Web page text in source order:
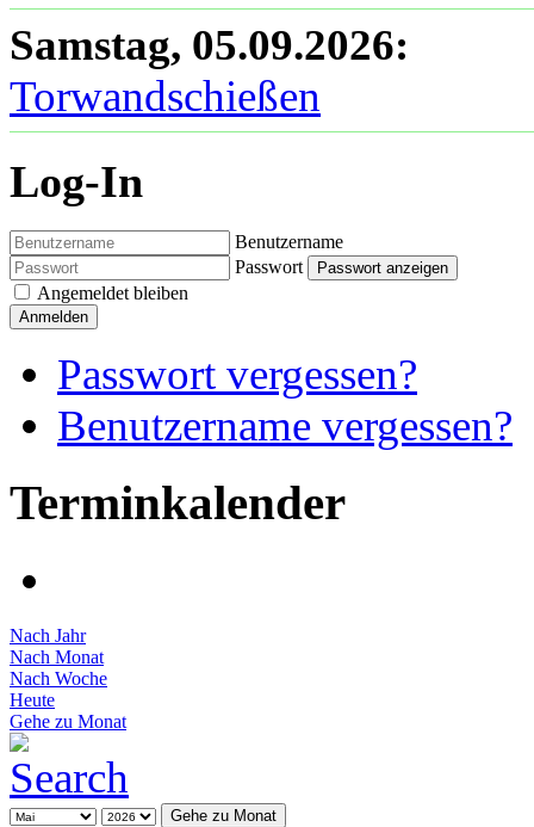
Samstag, 05.09.2026:
Torwandschießen
Log-In
Benutzername
Passwort
Passwort anzeigen
Angemeldet bleiben
Anmelden
Passwort vergessen?
Benutzername vergessen?
Terminkalender
Nach Jahr
Nach Monat
Nach Woche
Heute
Gehe zu Monat
Gehe zu Monat